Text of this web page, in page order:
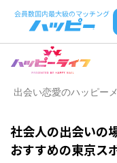
出会い恋愛のハッピー
社会人の出会いの
おすすめの東京ス